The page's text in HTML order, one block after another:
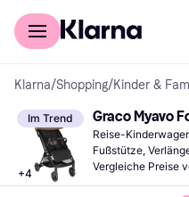
Für Shopper
Klarna/Shopping/Kinder &
Im Trend
+4
Graco Myavo
Reise-
Fußstütze,
Bezug,
Vergleiche Preise